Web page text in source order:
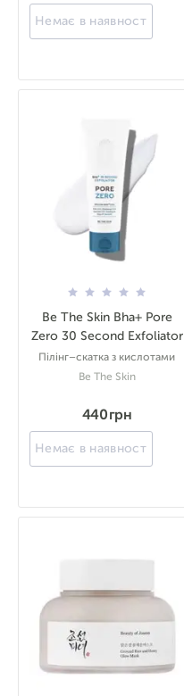
Немає в наявності
Be The Skin Bha+ Pore
Zero 30 Second Exfoliator
Пілінг–скатка з кислотами
Be The Skin
440 грн
Немає в наявності